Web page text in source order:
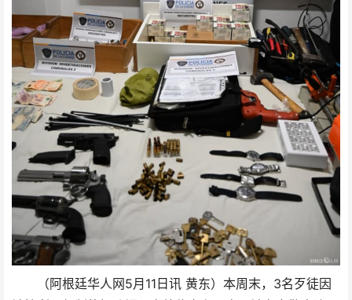
（阿根廷华人网5月11日讯 黄东）本周末，3名歹徒因